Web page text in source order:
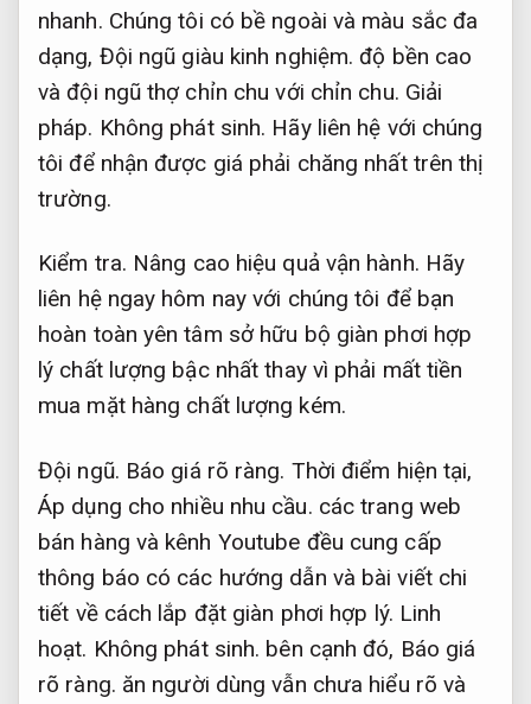
nhanh. Chúng tôi có bề ngoài và màu sắc đa
dạng, Đội ngũ giàu kinh nghiệm. độ bền cao
và đội ngũ thợ chỉn chu với chỉn chu. Giải
pháp. Không phát sinh. Hãy liên hệ với chúng
tôi để nhận được giá phải chăng nhất trên thị
trường.
Kiểm tra. Nâng cao hiệu quả vận hành. Hãy
liên hệ ngay hôm nay với chúng tôi để bạn
hoàn toàn yên tâm sở hữu bộ giàn phơi hợp
lý chất lượng bậc nhất thay vì phải mất tiền
mua mặt hàng chất lượng kém.
Đội ngũ. Báo giá rõ ràng. Thời điểm hiện tại,
Áp dụng cho nhiều nhu cầu. các trang web
bán hàng và kênh Youtube đều cung cấp
thông báo có các hướng dẫn và bài viết chi
tiết về cách lắp đặt giàn phơi hợp lý. Linh
hoạt. Không phát sinh. bên cạnh đó, Báo giá
rõ ràng. ăn người dùng vẫn chưa hiểu rõ và